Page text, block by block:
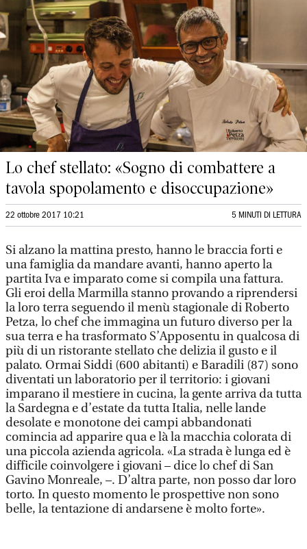
Lo chef stellato: «Sogno di combattere a
tavola spopolamento e disoccupazione»
22 ottobre 2017 10:21 5 MINUTI DI LETTURA
Si alzano la mattina presto, hanno le braccia forti e
una famiglia da mandare avanti, hanno aperto la
partita Iva e imparato come si compila una fattura.
Gli eroi della Marmilla stanno provando a riprendersi
la loro terra seguendo il menù stagionale di Roberto
Petza, lo chef che immagina un futuro diverso per la
sua terra e ha trasformato S’Apposentu in qualcosa di
più di un ristorante stellato che delizia il gusto e il
palato. Ormai Siddi (600 abitanti) e Baradili (87) sono
diventati un laboratorio per il territorio: i giovani
imparano il mestiere in cucina, la gente arriva da tutta
la Sardegna e d’estate da tutta Italia, nelle lande
desolate e monotone dei campi abbandonati
comincia ad apparire qua e là la macchia colorata di
una piccola azienda agricola. «La strada è lunga ed è
difficile coinvolgere i giovani – dice lo chef di San
Gavino Monreale, –. D’altra parte, non posso dar loro
torto. In questo momento le prospettive non sono
belle, la tentazione di andarsene è molto forte».